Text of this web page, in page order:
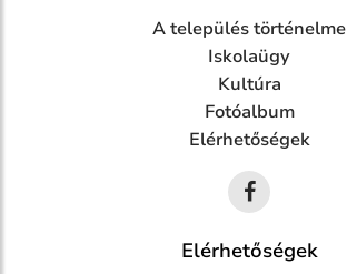
A település történelme
Iskolaügy
Kultúra
Fotóalbum
Elérhetőségek
Elérhetőségek